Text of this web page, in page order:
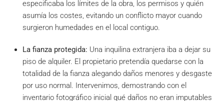
especificaba los límites de la obra, los permisos y quién
asumía los costes, evitando un conflicto mayor cuando
surgieron humedades en el local contiguo.
La fianza protegida: Una inquilina extranjera iba a dejar su
piso de alquiler. El propietario pretendía quedarse con la
totalidad de la fianza alegando daños menores y desgaste
por uso normal. Intervenimos, demostrando con el
inventario fotográfico inicial qué daños no eran imputables